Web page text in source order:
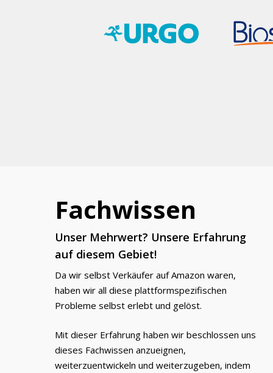
Fachwissen
Unser Mehrwert? Unsere Erfahrung
auf diesem Gebiet!
Da wir selbst Verkäufer auf Amazon waren,
haben wir all diese plattformspezifischen
Probleme selbst erlebt und gelöst.
Mit dieser Erfahrung haben wir beschlossen uns
dieses Fachwissen anzueignen,
weiterzuentwickeln und weiterzugeben, indem